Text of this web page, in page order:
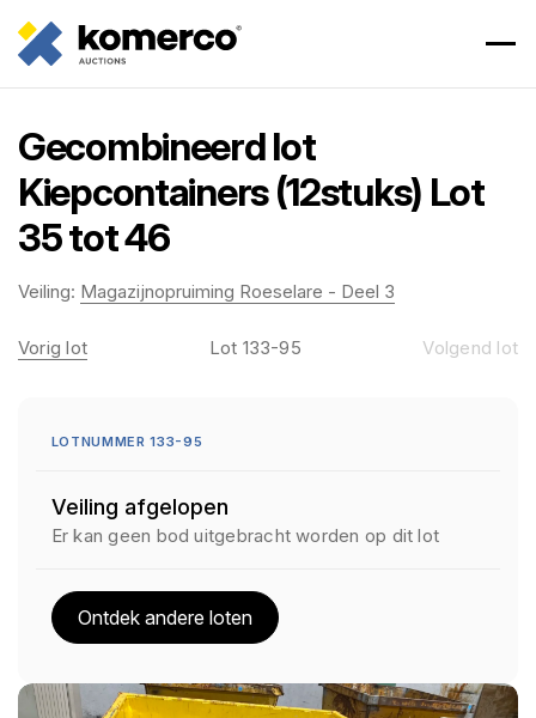
Gecombineerd lot
Kiepcontainers (12stuks) Lot
35 tot 46
Veiling: Magazijnopruiming Roeselare - Deel 3
Vorig lot Lot 133-95 Volgend lot
LOTNUMMER 133-95
Veiling afgelopen
Er kan geen bod uitgebracht worden op dit lot
Ontdek andere loten